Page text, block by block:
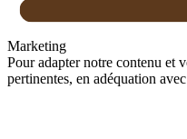
Marketing
Pour adapter notre contenu et
pertinentes, en adéquation